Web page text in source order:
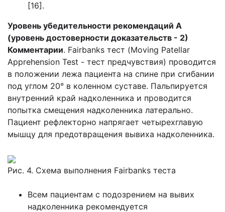
[16].
Уровень убедительности рекомендаций А
(уровень достоверности доказательств - 2)
Комментарии. Fairbanks тест (Moving Patellar
Apprehension Test - тест предчувствия) проводится
в положении лежа пациента на спине при сгибании
под углом 20° в коленном суставе. Пальпируется
внутренний край надколенника и проводится
попытка смещения надколенника латерально.
Пациент рефлекторно напрягает четырехглавую
мышцу для предотвращения вывиха надколенника.
Рис. 4. Схема выполнения Fairbanks теста
Всем пациентам с подозрением на вывих
надколенника рекомендуется